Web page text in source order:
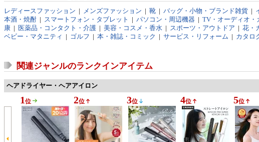
レディースファッション | メンズファッション | 靴 | バッグ・小物・ブランド雑貨 |
本酒・焼酎 | スマートフォン・タブレット | パソコン・周辺機器 | TV・オーディオ・
康 | 医薬品・コンタクト・介護 | 美容・コスメ・香水 | スポーツ・アウトドア | 花・
ベビー・マタニティ | ゴルフ | 本・雑誌・コミック | サービス・リフォーム | カタロ
関連ジャンルのランクインアイテム
ヘアドライヤー・ヘアアイロン
1 位 2位 3位 4位 5位